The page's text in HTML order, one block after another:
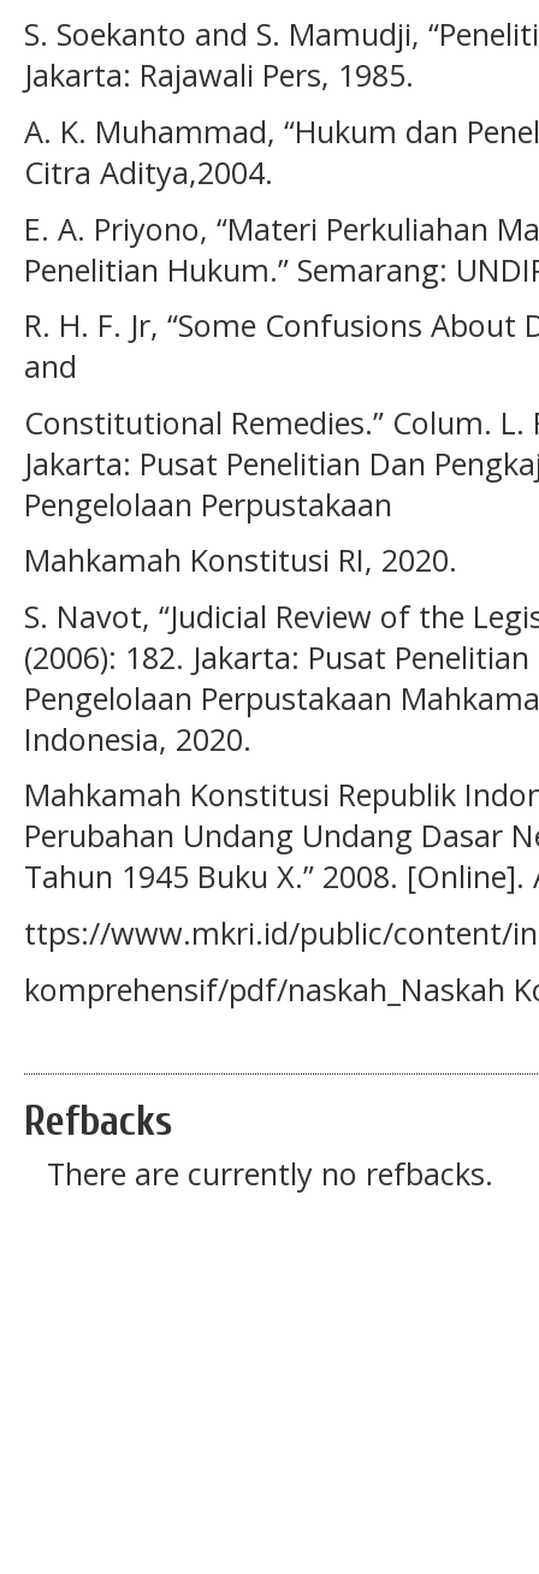
S. Soekanto and S. Mamudji,
Jakarta: Rajawali Pers, 1985.
A. K. Muhammad, “Hukum dan
Citra Aditya,2004.
E. A. Priyono, “Materi Perkuliahan
Penelitian Hukum.” Semarang:
R. H. F. Jr, “Some Confusions About
and
Constitutional Remedies.” Colum. L.
Jakarta: Pusat Penelitian Dan
Pengelolaan Perpustakaan
Mahkamah Konstitusi RI, 2020.
S. Navot, “Judicial Review of the
(2006): 182. Jakarta: Pusat
Pengelolaan Perpustakaan
Indonesia, 2020.
Mahkamah Konstitusi Republik
Perubahan Undang Undang Dasar
Tahun 1945 Buku X.” 2008. [Online].
ttps://www.mkri.id/public/content/
komprehensif/pdf/naskah_Naskah
Refbacks
There are currently no refbacks.